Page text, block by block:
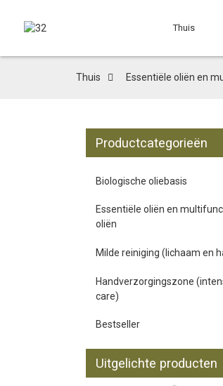
Thuis
Thuis Essentiële oliën en
Productcategorieën
Biologische oliebasis
Essentiële oliën en
oliën
Milde reiniging (lichaam en
Handverzorgingszone
care)
Bestseller
Uitgelichte producten